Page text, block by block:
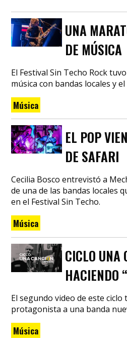
UNA
DE MÚSICA
El Festival Sin Techo Rock
música con bandas locales y
Música
EL POP
DE SAFARI
Cecilia Bosco entrevistó a
de una de las bandas locales
en el Festival Sin Techo.
Música
CICLO UNA
HACIENDO
El segundo video de este ciclo
protagonista a una banda
Música